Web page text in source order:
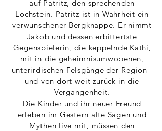
auf Patritz, den sprechenden
Lochstein. Patritz ist in Wahrheit ein
verwunschener Bergknappe. Er nimmt
Jakob und dessen erbittertste
Gegenspielerin, die keppelnde Kathi,
mit in die geheimnisumwobenen,
unterirdischen Felsgänge der Region -
und von dort weit zurück in die
Vergangenheit.
Die Kinder und ihr neuer Freund
erleben im Gestern alte Sagen und
Mythen live mit, müssen den